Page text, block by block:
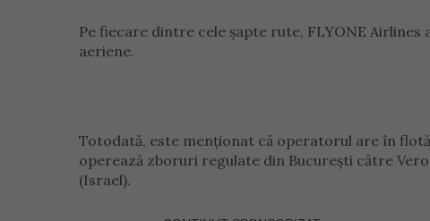
Pe fiecare dintre cele șapte rute, FLYONE
aeriene.
Totodată, este menționat că operatorul are în flotă
operează zboruri regulate din București către
(Israel).